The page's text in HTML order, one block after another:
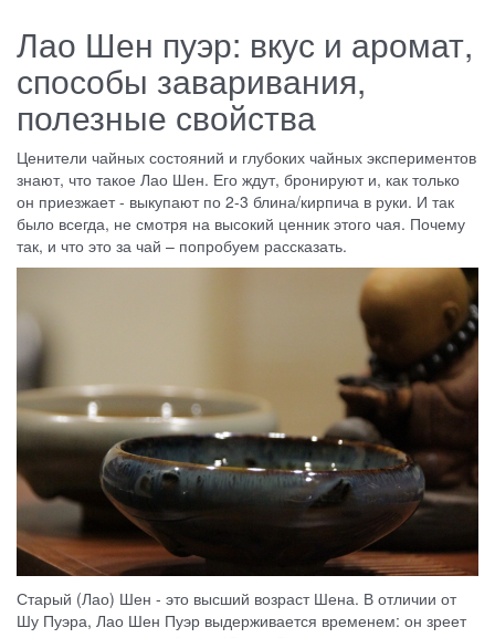
Лао Шен пуэр: вкус и аромат,
способы заваривания,
полезные свойства
Ценители чайных состояний и глубоких чайных экспериментов
знают, что такое Лао Шен. Его ждут, бронируют и, как только
он приезжает - выкупают по 2-3 блина/кирпича в руки. И так
было всегда, не смотря на высокий ценник этого чая. Почему
так, и что это за чай – попробуем рассказать.
Старый (Лао) Шен - это высший возраст Шена. В отличии от
Шу Пуэра, Лао Шен Пуэр выдерживается временем: он зреет